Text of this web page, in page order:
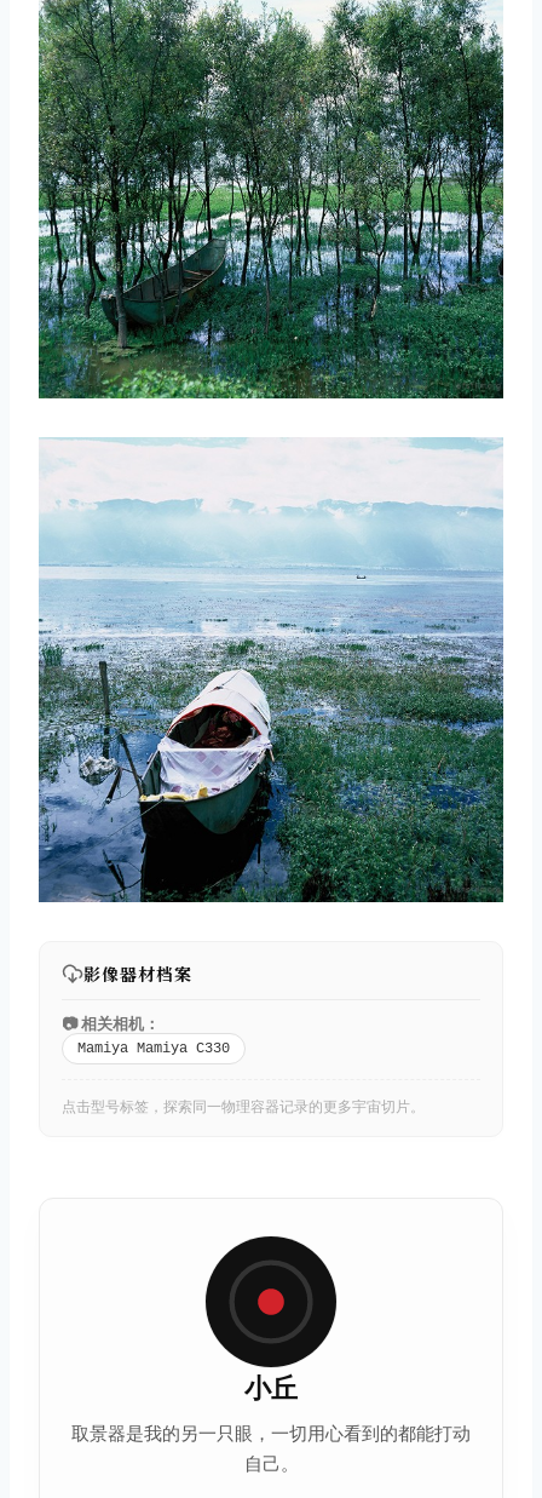
影像器材档案
📷 相关相机：
Mamiya Mamiya C330
点击型号标签，探索同一物理容器记录的更多宇宙切片。
小丘
取景器是我的另一只眼，一切用心看到的都能打动
自己。
取消 搜索